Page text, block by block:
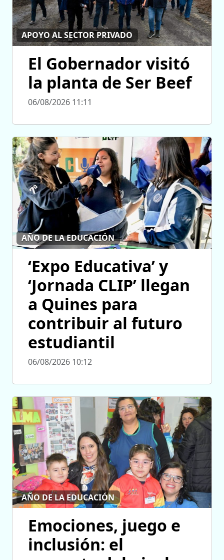
APOYO AL SECTOR PRIVADO
El Gobernador visitó
la planta de Ser Beef
06/08/2026 11:11
AÑO DE LA EDUCACIÓN
‘Expo Educativa’ y
‘Jornada CLIP’ llegan
a Quines para
contribuir al futuro
estudiantil
06/08/2026 10:12
AÑO DE LA EDUCACIÓN
Emociones, juego e
inclusión: el